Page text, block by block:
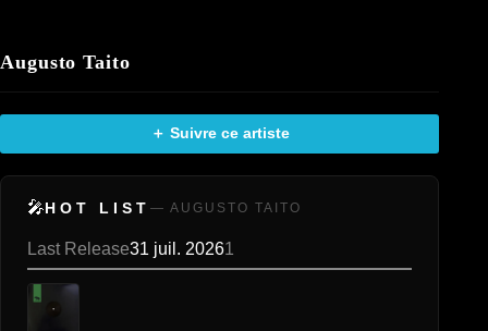
Augusto Taito
＋ Suivre ce artiste
🎤HOT LIST — AUGUSTO TAITO
Last Release31 juil. 20261